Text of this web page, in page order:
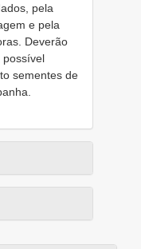
pela
e pela
Deverão
possível
sementes de